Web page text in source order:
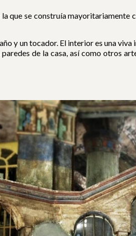
se construía mayoritariamente
y un tocador. El interior es una
de la casa, así como otros